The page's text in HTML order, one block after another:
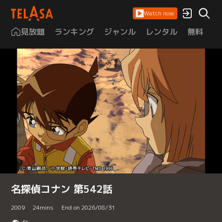
Watch now
見放題 ランキング ジャンル レンタル 無料
名探偵コナン 第542話
2009 24mins End on 2026/08/31